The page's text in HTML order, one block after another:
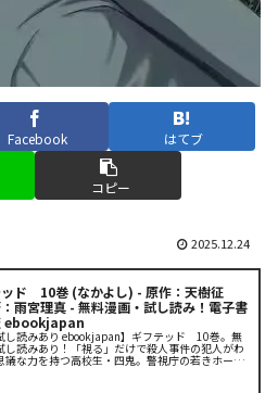
Facebook はてブ
コピー
2025.12.24
ッド 10巻 (なかよし) - 原作：天樹征
雨宮理真 - 無料漫画・試し読み！電子書
ebookjapan
し読みあり ebookjapan】ギフテッド 10巻。無
し読みあり！「視る」だけで殺人事件の犯人がわ
議な力を持つ高校生・四鬼。警視庁の若きホー
と共に、自身の母親が殺された過去の事件を追
幹部「雷鬼」は警...